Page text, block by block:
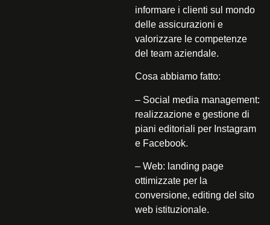
informare i clienti sul mondo
delle assicurazioni e
valorizzare le competenze
del team aziendale.
Cosa abbiamo fatto:
– Social media management:
realizzazione e gestione di
piani editoriali per Instagram
e Facebook.
– Web: landing page
ottimizzate per la
conversione, editing del sito
web istituzionale.